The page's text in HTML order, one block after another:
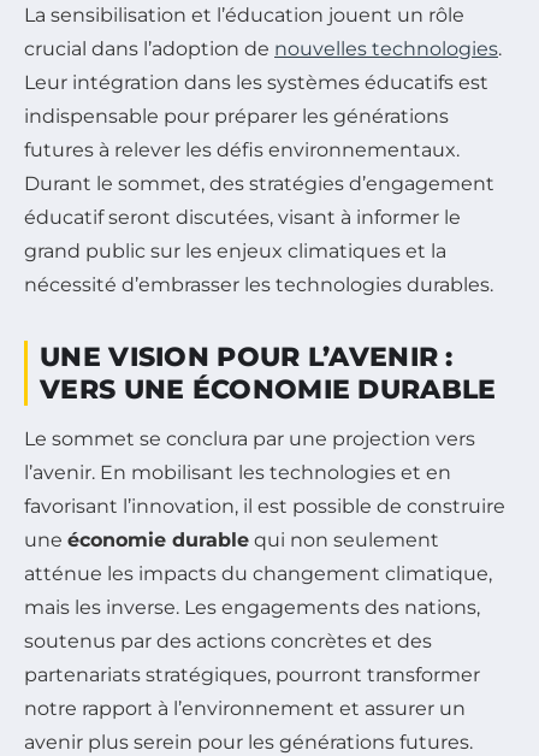
La sensibilisation et l’éducation jouent un rôle
crucial dans l’adoption de nouvelles technologies.
Leur intégration dans les systèmes éducatifs est
indispensable pour préparer les générations
futures à relever les défis environnementaux.
Durant le sommet, des stratégies d’engagement
éducatif seront discutées, visant à informer le
grand public sur les enjeux climatiques et la
nécessité d’embrasser les technologies durables.
UNE VISION POUR L’AVENIR :
VERS UNE ÉCONOMIE DURABLE
Le sommet se conclura par une projection vers
l’avenir. En mobilisant les technologies et en
favorisant l’innovation, il est possible de construire
une économie durable qui non seulement
atténue les impacts du changement climatique,
mais les inverse. Les engagements des nations,
soutenus par des actions concrètes et des
partenariats stratégiques, pourront transformer
notre rapport à l’environnement et assurer un
avenir plus serein pour les générations futures.